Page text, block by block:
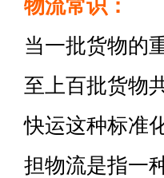
物流常识：
当一批货物的
至上百批货物
快运这种标准
担物流是指一